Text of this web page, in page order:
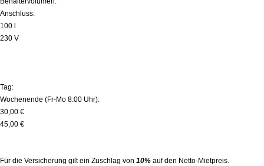
Anschluss:
100 l
230 V
Tag:
Wochenende (Fr-Mo 8:00 Uhr):
30,00 €
45,00 €
Für die Versicherung gilt ein Zuschlag von 10% auf den Netto-Mietpreis.